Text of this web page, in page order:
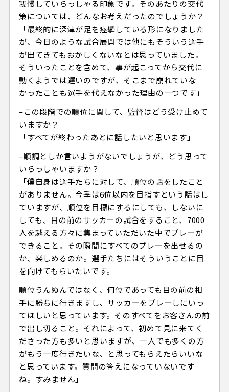
我慢していらっしゃる印象です。そのあたりの交代
策については、どんなお考えだったのでしょうか？
「最終的に深津が足を痙攣している形になりました
が、今日のような試合展開では他にもそういう選手
が出てきてもおかしくないなとは思っていました。
そういったことを含めて、事が起こってから交代に
動くようでは遅いのですが、そこまで崩れていな
かったことも選手を代えなかった理由の一つです」
–この段階での順位に関して、監督はどう受け止めて
いますか？
「すべてが終わったあとに話したいと思います」
–順調としか言いようがないでしょうが、どう思って
いらっしゃいますか？
「僕自身は選手たちに対して、順位の話をしたこと
がありません。今季は6位以内を目指すという話はし
ていますが、順位を目標にするにしても、しないに
しても、目の前のサッカーの試合をすること、7000
人を越える方々に集まっていただいた中でプレーが
できること。その瞬間にすべてのプレーを出せるの
か、楽しめるのか。選手たちにはそういうことに目
を向けてもらいたいです。
順位うんぬんではなく、何位であっても目の前の相
手に勝ちに行きますし、サッカーをプレーしにいっ
てほしいと思っています。そのすべてをお客さんの前
で出し切ること。それによって、初めて見に来てく
ださった方も多いと思いますが、一人でも多くの方
がもう一度行きたいな、と思ってもらえたらいいな
と思っています。質問の答えになっていないです
ね。すみません」